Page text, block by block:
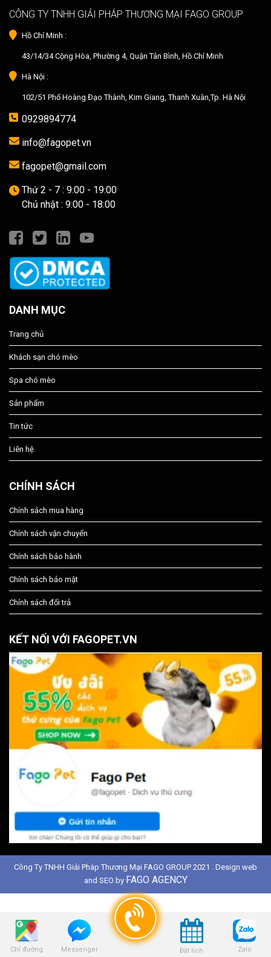
Chỉ đường Messenger Đặt lịch Zalo
CÔNG TY TNHH GIẢI PHÁP THƯƠNG MẠI FAGO GROUP
Hồ Chí Minh :
43/14/34 Cộng Hòa, Phường 4, Quận Tân Bình, Hồ Chí Minh
Hà Nội :
102/51 Phố Hoàng Đạo Thành, Kim Giang, Thanh Xuân,Tp. Hà Nội
0929894774
info@fagopet.vn
fagopet@gmail.com
Thứ 2 - 7 : 9:00 - 19:00
Chủ nhật : 9:00 - 18:00
DANH MỤC
Trang chủ
Khách sạn chó mèo
Spa chó mèo
Sản phẩm
Tin tức
Liên hệ
CHÍNH SÁCH
Chính sách mua hàng
Chính sách vận chuyển
Chính sách bảo hành
Chính sách bảo mật
Chính sách đổi trả
KẾT NỐI VỚI FAGOPET.VN
Công Ty TNHH Giải Pháp Thương Mại FAGO GROUP 2021 . Design web
and SEO by FAGO AGENCY